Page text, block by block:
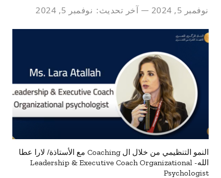
نوفمبر 5, 2024 آخر تحديث: نوفمبر 5, 2024
النمو التنظيمي من خلال ال Coaching مع الأستاذة/ لارا عطا
الله- Leadership & Executive Coach Organizational
Psychologist